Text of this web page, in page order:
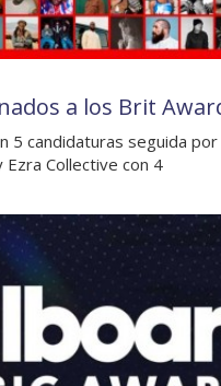
a los Brit
5 candidaturas seguida
Collective con 4